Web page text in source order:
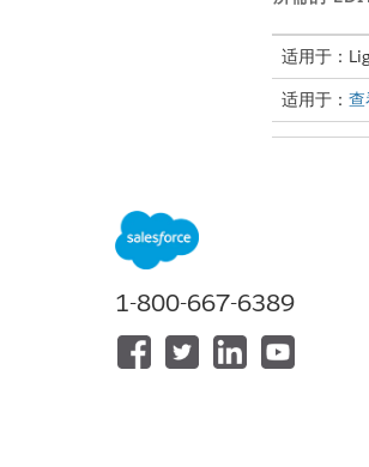
适用于：
适用于： 查
1-800-667-6389